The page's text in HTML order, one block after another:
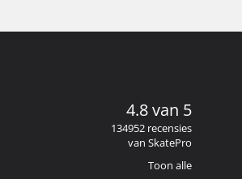
4.8 van 5
134952 recensies
van SkatePro
Toon alle